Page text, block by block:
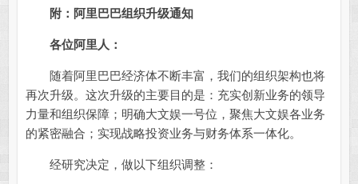
附：阿里巴巴组织升级通知
各位阿里人：
随着阿里巴巴经济体不断丰富，我们的组织架构也将
再次升级。这次升级的主要目的是：充实创新业务的领导
力量和组织保障；明确大文娱一号位，聚焦大文娱各业务
的紧密融合；实现战略投资业务与财务体系一体化。
经研究决定，做以下组织调整：